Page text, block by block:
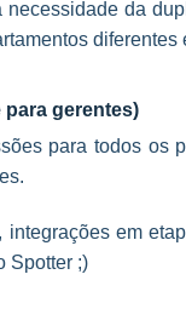
necessidade da
diferentes
para gerentes)
para todos os
em
Spotter ;)